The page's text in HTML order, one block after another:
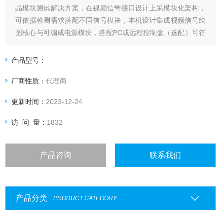
晶模块测试解决方案，在视频信号接口设计上采模块化架构，
可依据检测需求搭配不同信号模块，本机设计集成视频信号绘
图核心与可编成电源模块，搭配PC或远程控制盒（选配）可符
产品型号：
厂商性质：代理商
更新时间： 2023-12-24
访 问 量： 1832
产品咨询 联系我们
产品分类 PRODUCT CATEGORY